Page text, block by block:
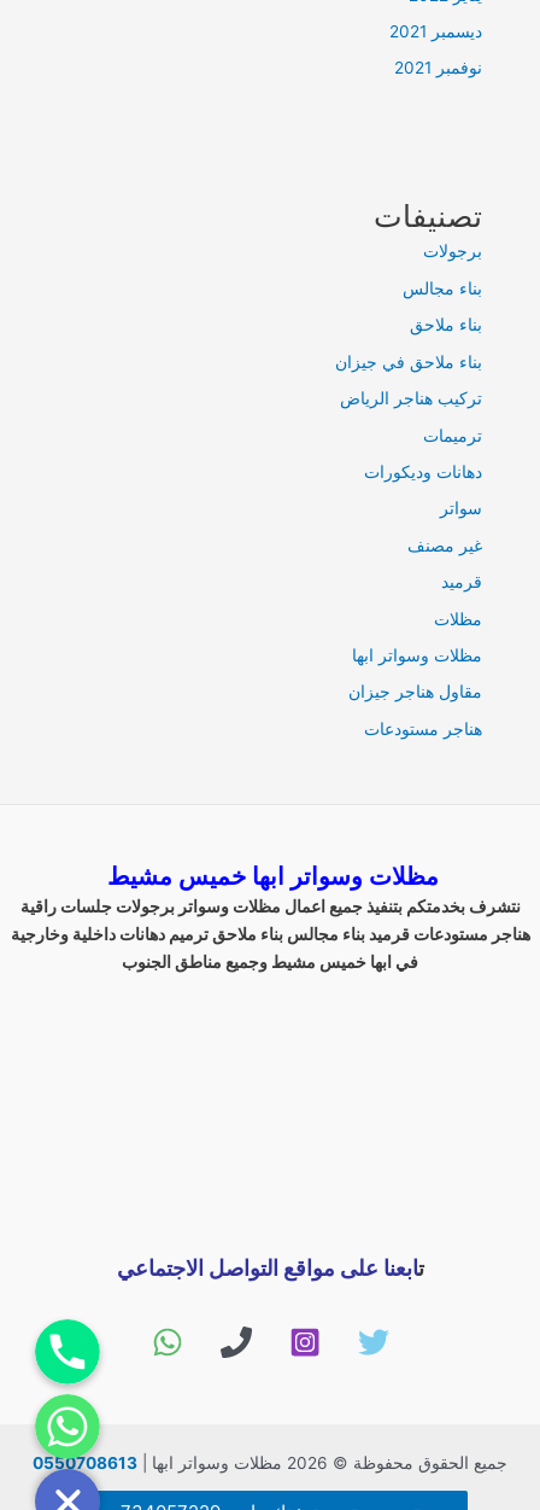
ديسمبر 2021
نوفمبر 2021
تصنيفات
برجولات
بناء مجالس
بناء ملاحق
بناء ملاحق في جيزان
تركيب هناجر الرياض
ترميمات
دهانات وديكورات
سواتر
غير مصنف
قرميد
مظلات
مظلات وسواتر ابها
مقاول هناجر جيزان
هناجر مستودعات
مظلات وسواتر ابها خميس مشيط
نتشرف بخدمتكم بتنفيذ جميع اعمال مظلات وسواتر برجولات جلسات راقية
هناجر مستودعات قرميد بناء مجالس بناء ملاحق ترميم دهانات داخلية وخارجية
في ابها خميس مشيط وجميع مناطق الجنوب
تابعنا على مواقع التواصل الاجتماعي
جميع الحقوق محفوظة © 2026 مظلات وسواتر ابها | 0550708613
راسلنا